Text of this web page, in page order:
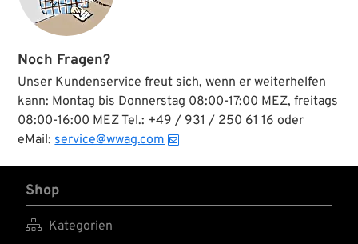
Verdeckstoff
gefertigt. Ist in
wenigen Minuten
zum Manöver. Mit
Klemmen-Satz für
die Befestigung am
Springergabel-
Lenker.
Noch Fragen?
Unser Kundenservice freut sich, wenn er weiterhelfen
kann: Montag bis Donnerstag 08:00-17:00 MEZ, freitags
08:00-16:00 MEZ Tel.: +49 / 931 / 250 61 16 oder
eMail:service@wwag.com
Shop
 Kategorien